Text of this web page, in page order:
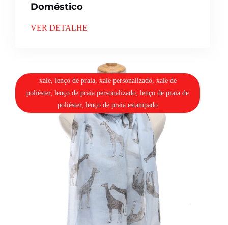
Doméstico
VER DETALHE
xale, lenço de praia, xale personalizado, xale de
poliéster, lenço de praia personalizado, lenço de praia de
poliéster, lenço de praia estampado